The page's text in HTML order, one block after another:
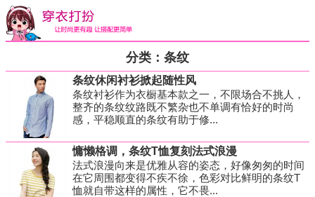
分类：条纹
条纹休闲衬衫掀起随性风
条纹衬衫作为衣橱基本款之一，不限场合不挑人，
整齐的条纹纹路既不繁杂也不单调有恰好的时尚
感，平稳顺直的条纹有助于修...
慵懒格调，条纹T恤复刻法式浪漫
法式浪漫向来是优雅从容的姿态，好像匆匆的时间
在它周围都变得不疾不徐，色彩对比鲜明的条纹T
恤就自带这样的属性，它不畏...